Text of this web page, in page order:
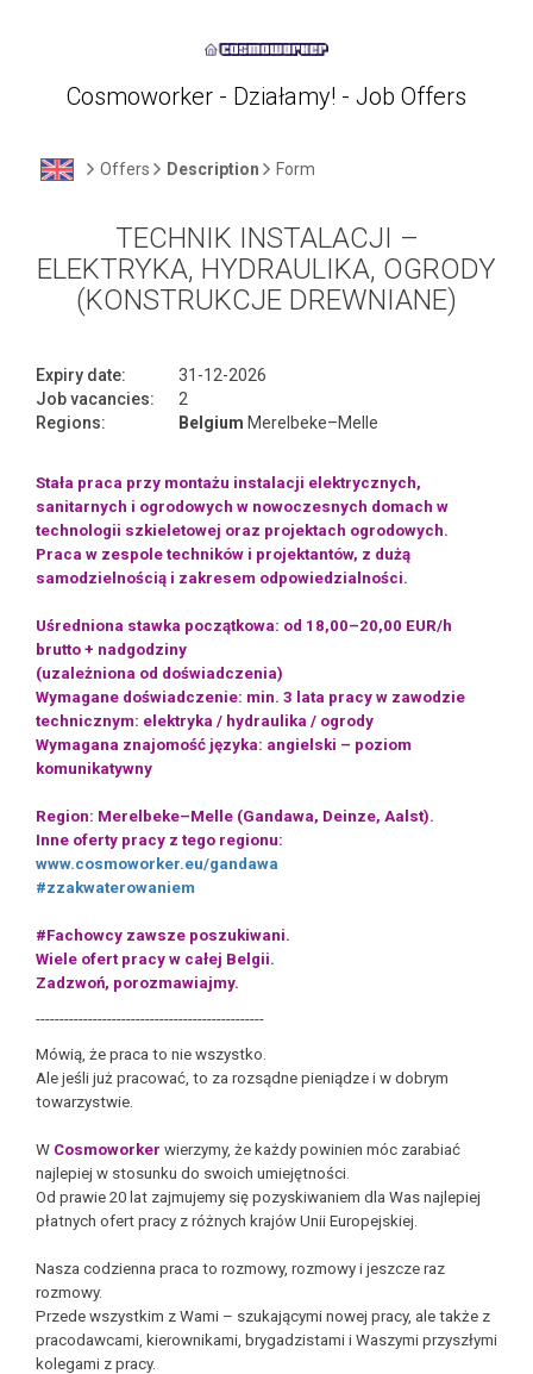
Cosmoworker - Działamy! - Job Offers
Offers Description Form
TECHNIK INSTALACJI –
ELEKTRYKA, HYDRAULIKA, OGRODY
(KONSTRUKCJE DREWNIANE)
Expiry date:
31-12-2026
Job vacancies:
2
Regions:
Belgium Merelbeke–Melle
Stała praca przy montażu instalacji elektrycznych,
sanitarnych i ogrodowych w nowoczesnych domach w
technologii szkieletowej oraz projektach ogrodowych.
Praca w zespole techników i projektantów, z dużą
samodzielnością i zakresem odpowiedzialności.
Uśredniona stawka początkowa: od 18,00–20,00 EUR/h
brutto + nadgodziny
(uzależniona od doświadczenia)
Wymagane doświadczenie: min. 3 lata pracy w zawodzie
technicznym: elektryka / hydraulika / ogrody
Wymagana znajomość języka: angielski – poziom
komunikatywny
Region: Merelbeke–Melle (Gandawa, Deinze, Aalst).
Inne oferty pracy z tego regionu:
www.cosmoworker.eu/gandawa
#zzakwaterowaniem
#Fachowcy zawsze poszukiwani.
Wiele ofert pracy w całej Belgii.
Zadzwoń, porozmawiajmy.
------------------------------------------------
Mówią, że praca to nie wszystko.
Ale jeśli już pracować, to za rozsądne pieniądze i w dobrym
towarzystwie.
W Cosmoworker wierzymy, że każdy powinien móc zarabiać
najlepiej w stosunku do swoich umiejętności.
Od prawie 20 lat zajmujemy się pozyskiwaniem dla Was najlepiej
płatnych ofert pracy z różnych krajów Unii Europejskiej.
Nasza codzienna praca to rozmowy, rozmowy i jeszcze raz
rozmowy.
Przede wszystkim z Wami – szukającymi nowej pracy, ale także z
pracodawcami, kierownikami, brygadzistami i Waszymi przyszłymi
kolegami z pracy.